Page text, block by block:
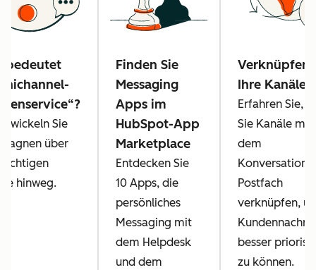
bedeutet
Sie
über
hinweg.
Finden Sie
Messaging
Apps im
HubSpot-App
Marketplace
Entdecken Sie
10 Apps, die
persönliches
Messaging mit
dem Helpdesk
und dem
Verknüpfen
Ihre Kanäle
Erfahren Sie,
Sie Kanäle mit
dem
Postfach
verknüpfen,
besser
zu können.